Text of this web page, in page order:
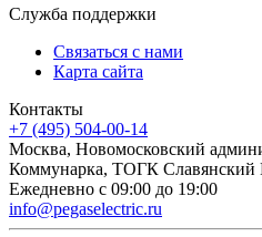
Служба поддержки
Связаться с нами
Карта сайта
Контакты
+7 (495) 504-00-14
Москва, Новомосковский
Коммунарка, ТОГК Славянский
Ежедневно с 09:00 до 19:00
info@pegaselectric.ru